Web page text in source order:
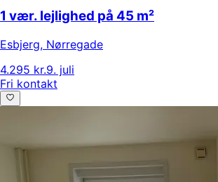
1 vær. lejlighed på 45 m²
Esbjerg, Nørregade
4.295 kr.9. juli
Fri kontakt